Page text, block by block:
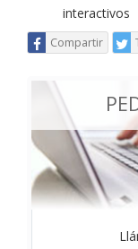
interactivos
Compartir